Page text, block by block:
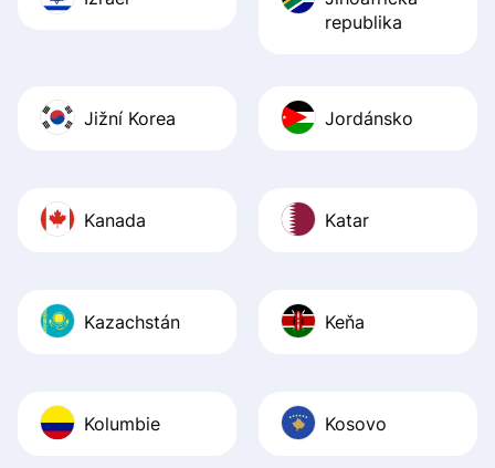
republika
Jižní Korea Jordánsko
Kanada Katar
Kazachstán Keňa
Kolumbie Kosovo